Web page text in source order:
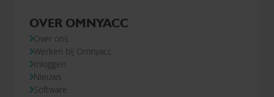
OVER OMNYACC
Over ons
Werken bij Omnyacc
Inloggen
Nieuws
Software